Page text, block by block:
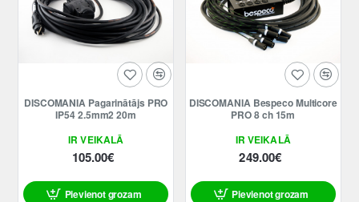
IR VEIKALĀ
DISCOMANIA Pagarinātājs PRO
IP54 2.5mm2 20m
105.00€
Pievienot grozam
IR VEIKALĀ
DISCOMANIA Bespeco Multicore
PRO 8 ch 15m
249.00€
Pievienot grozam